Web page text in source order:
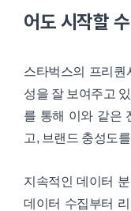
어도 시작할
스타벅스의 프리퀀
성을 잘 보여주고
를 통해 이와 같은
고, 브랜드 충성도
지속적인 데이터
데이터 수집부터